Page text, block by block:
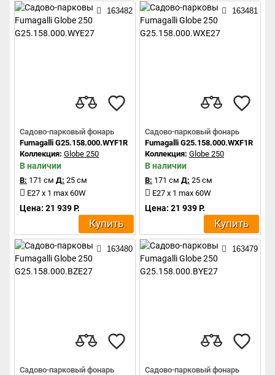
163482
Садово-парковый фонарь
Fumagalli G25.158.000.WYF1R
Коллекция: Globe 250
В наличии
В: 171 см Д: 25 см
E27 x 1 max 60W
Цена: 21 939 Р.
Купить
163481
Садово-парковый фонарь
Fumagalli G25.158.000.WXF1R
Коллекция: Globe 250
В наличии
В: 171 см Д: 25 см
E27 x 1 max 60W
Цена: 21 939 Р.
Купить
163480
Садово-парковый фонарь
163479
Садово-парковый фонарь